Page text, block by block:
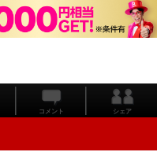
コメント シェア